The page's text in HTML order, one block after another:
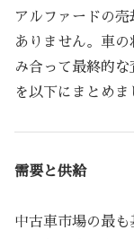
アルファードの
ありません。車
み合って最終的
を以下にまとめま
需要と供給
中古車市場の最